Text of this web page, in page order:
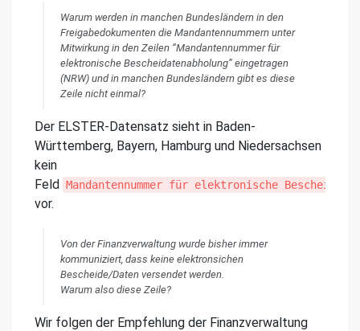
Warum werden in manchen Bundesländern in den
Freigabedokumenten die Mandantennummern unter
Mitwirkung in den Zeilen “Mandantennummer für
elektronische Bescheidatenabholung” eingetragen
(NRW) und in manchen Bundesländern gibt es diese
Zeile nicht einmal?
Der ELSTER-Datensatz sieht in Baden-
Württemberg, Bayern, Hamburg und Niedersachsen
kein
Feld Mandantennummer für elektronische
vor.
Von der Finanzverwaltung wurde bisher immer
kommuniziert, dass keine elektronsichen
Bescheide/Daten versendet werden.
Warum also diese Zeile?
Wir folgen der Empfehlung der Finanzverwaltung